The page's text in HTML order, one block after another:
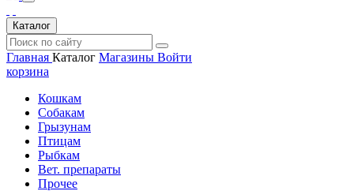
Каталог
Главная Каталог Магазины Войти
корзина
Кошкам
Собакам
Грызунам
Птицам
Рыбкам
Вет. препараты
Прочее